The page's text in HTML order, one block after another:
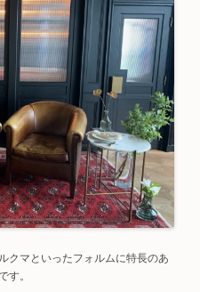
クマといったフォルムに特長のあ
。